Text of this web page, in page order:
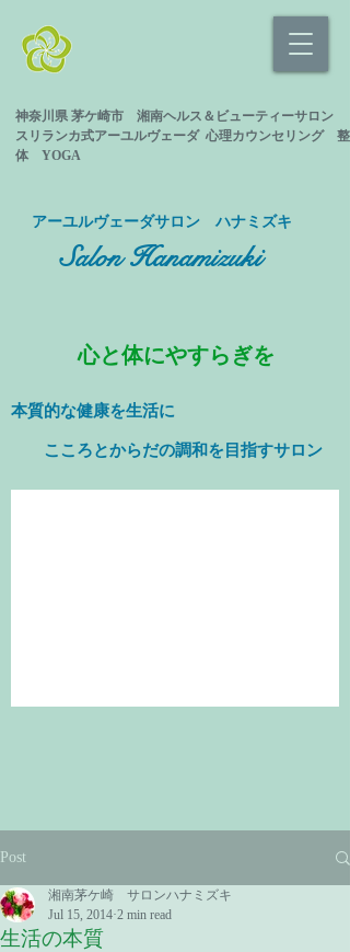
神奈川県 茅ケ崎市 湘南ヘルス＆ビューティーサロン
スリランカ式アーユルヴェーダ 心理カウンセリング 整
体 YOGA
​アーユルヴェーダサロン ハナミズキ
Salon Hanamizuki
心と体にやすらぎを
本質的な健康を生活に
​ こころとからだの調和を目指すサロン
Post
生活の本質
湘南茅ケ崎 サロンハナミズキ
Jul 15, 2014 2 min read